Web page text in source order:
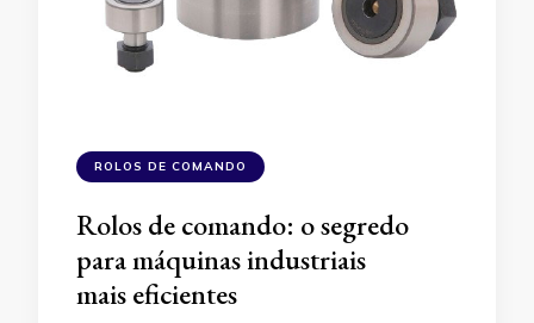
ROLOS DE COMANDO
Rolos de comando: o segredo
para máquinas industriais
mais eficientes